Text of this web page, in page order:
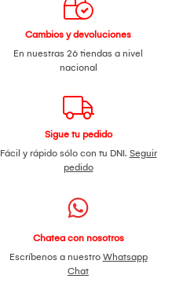
Cambios y devoluciones
En nuestras 26 tiendas a nivel
nacional
Sigue tu pedido
Fácil y rápido sólo con tu DNI. Seguir
pedido
Chatea con nosotros
Escríbenos a nuestro Whatsapp
Chat